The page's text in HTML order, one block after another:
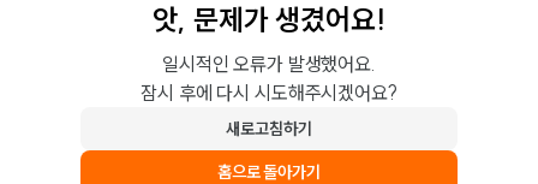
앗, 문제가 생겼어요!
일시적인 오류가 발생했어요.
잠시 후에 다시 시도해주시겠어요?
새로고침하기
홈으로 돌아가기